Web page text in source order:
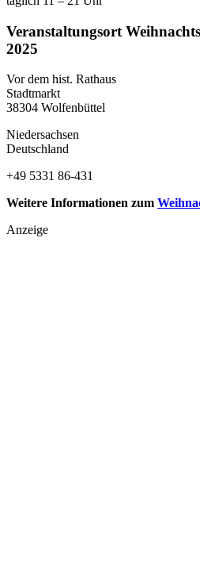
Veranstaltungsort
2025
Vor dem hist. Rathaus
Stadtmarkt
38304 Wolfenbüttel
Niedersachsen
Deutschland
Telefon:
+49 5331 86-431
Weitere Informationen zum
Anzeige